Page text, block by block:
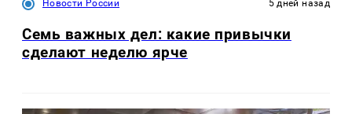
Новости России 5 дней назад
Семь важных дел: какие привычки
сделают неделю ярче